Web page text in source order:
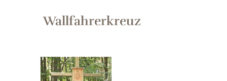
Wallfahrerkreuz